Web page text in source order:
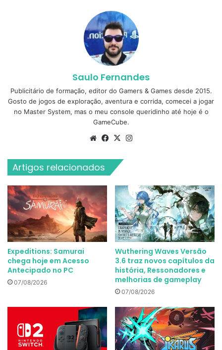
Saulo Fernandes
Publicitário de formação, editor do Gamers & Games desde 2015.
Gosto de jogos de exploração, aventura e corrida, comecei a jogar
no Master System, mas o meu console queridinho até hoje é o
GameCube.
WebsiteFacebook
X
Artigos relacionados
Expeditions: Samurai
chega hoje em Acesso
Antecipado no PC
07/08/2026
Wuthering Waves Versão
3.6 traz novos capítulos da
história, Ressonadores e
melhorias de gameplay
07/08/2026